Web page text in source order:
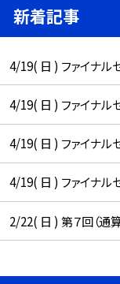
新着記事
4/19( 日 ) ファイナル
4/19( 日 ) ファイナル
4/19( 日 ) ファイナル
4/19( 日 ) ファイナル
2/22( 日 ) 第７回（通